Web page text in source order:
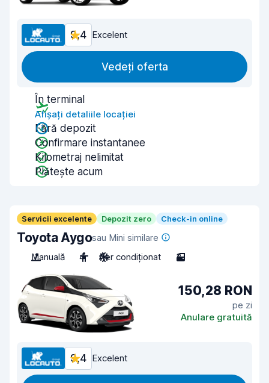
9,4 Excelent
Vedeți oferta
În terminal
Afișați detaliile locației
Fără depozit
Confirmare instantanee
Kilometraj nelimitat
Plătește acum
Servicii excelente Depozit zero Check-in online
Toyota Aygosau Mini similare
Manuală
4 Aer condiționat 3
150,28 RON
pe zi
Anulare gratuită
9,4 Excelent